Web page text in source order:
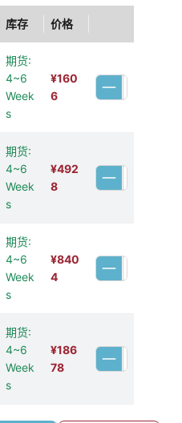
库存 价格
期货:
4~6
Week
s
¥160
6
期货:
4~6
Week
s
¥492
8
期货:
4~6
Week
s
¥840
4
期货:
4~6
Week
s
¥186
78